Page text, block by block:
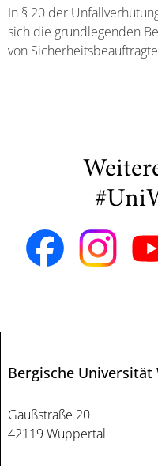
In § 20 der
sich die grundlegenden
von
Bergische Universität
Gaußstraße 20
42119 Wuppertal